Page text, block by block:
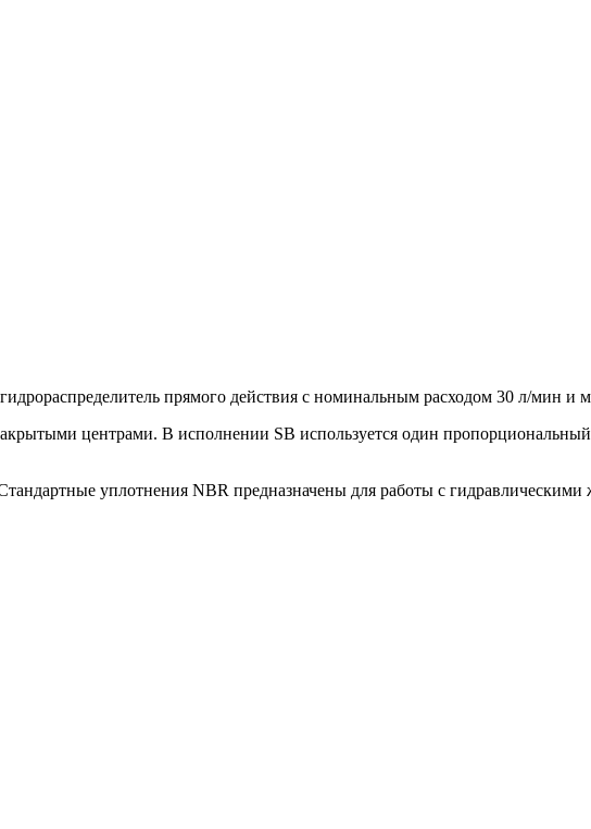
прямого действия с номинальным расходом 30 л/мин и
центрами. В исполнении SB используется один
уплотнения NBR предназначены для работы с